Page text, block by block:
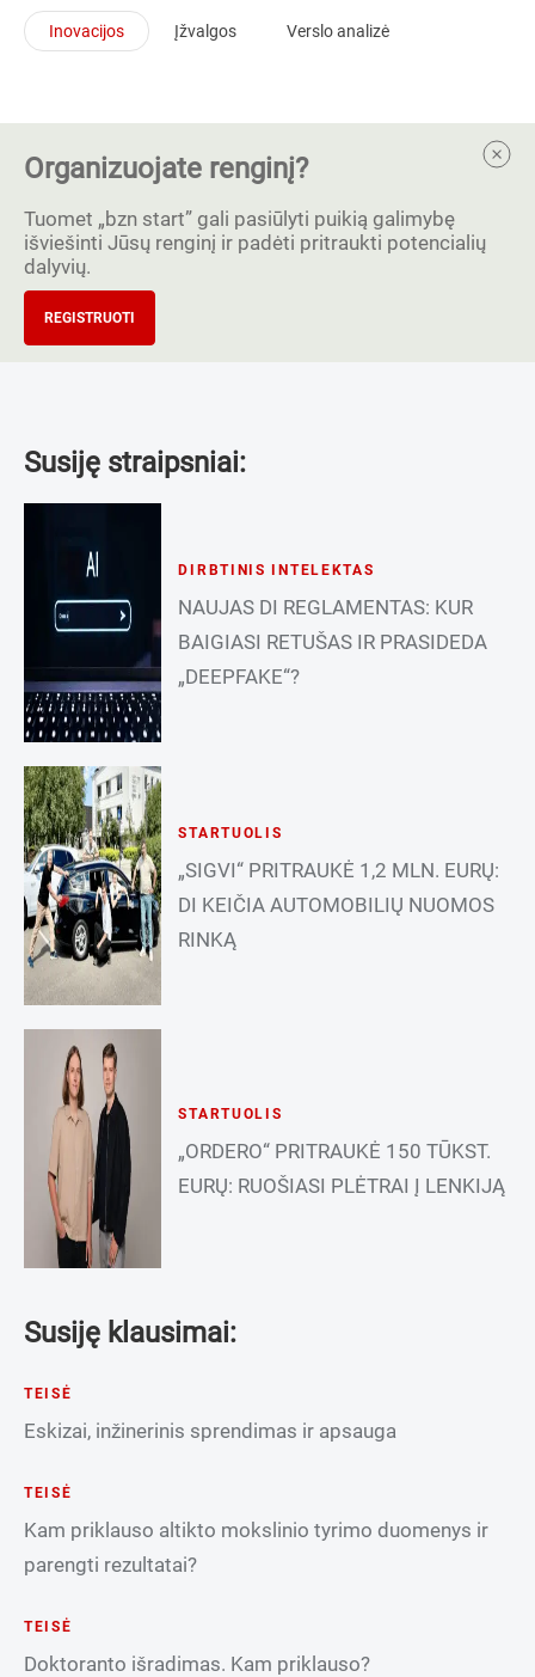
Inovacijos Įžvalgos Verslo analizė
Organizuojate renginį?
Tuomet „bzn start” gali pasiūlyti puikią galimybę
išviešinti Jūsų renginį ir padėti pritraukti potencialių
dalyvių.
REGISTRUOTI
Susiję straipsniai:
DIRBTINIS INTELEKTAS
NAUJAS DI REGLAMENTAS: KUR
BAIGIASI RETUŠAS IR PRASIDEDA
„DEEPFAKE“?
STARTUOLIS
„SIGVI“ PRITRAUKĖ 1,2 MLN. EURŲ:
DI KEIČIA AUTOMOBILIŲ NUOMOS
RINKĄ
STARTUOLIS
„ORDERO“ PRITRAUKĖ 150 TŪKST.
EURŲ: RUOŠIASI PLĖTRAI Į LENKIJĄ
Susiję klausimai:
TEISĖ
Eskizai, inžinerinis sprendimas ir apsauga
TEISĖ
Kam priklauso altikto mokslinio tyrimo duomenys ir
parengti rezultatai?
TEISĖ
Doktoranto išradimas. Kam priklauso?